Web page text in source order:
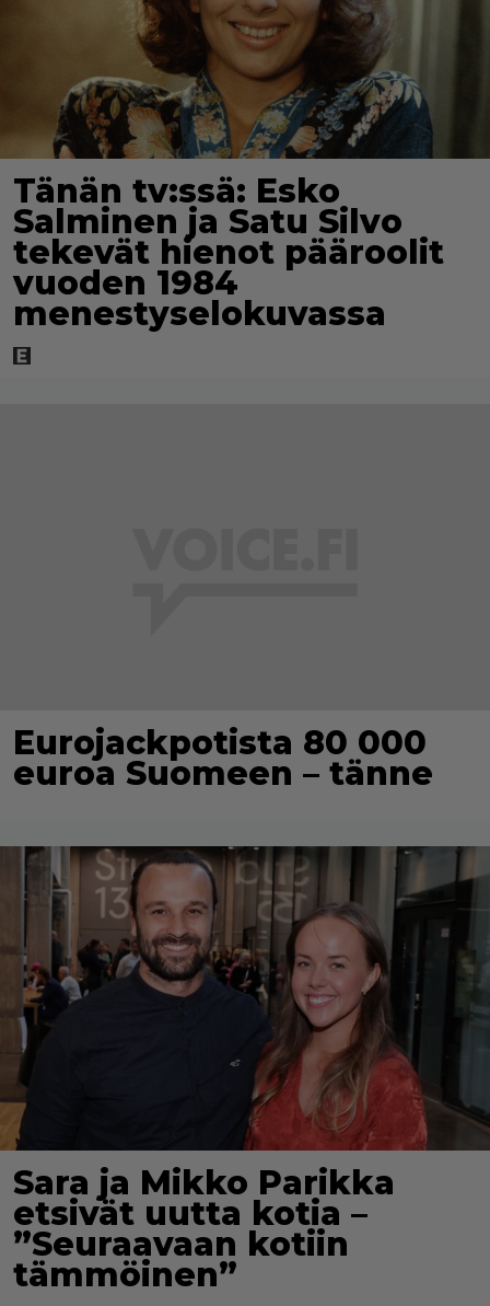
Tänän tv:ssä: Esko
Salminen ja Satu Silvo
tekevät hienot pääroolit
vuoden 1984
menestyselokuvassa
Eurojackpotista 80 000
euroa Suomeen – tänne
Sara ja Mikko Parikka
etsivät uutta kotia –
”Seuraavaan kotiin
tämmöinen”